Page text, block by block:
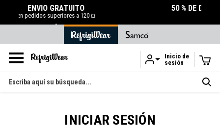
Ir al contenido principal
50 % DE DESCUENTO EN LA
Inicio de
sesión
Buscar
en
INICIAR SESIÓN